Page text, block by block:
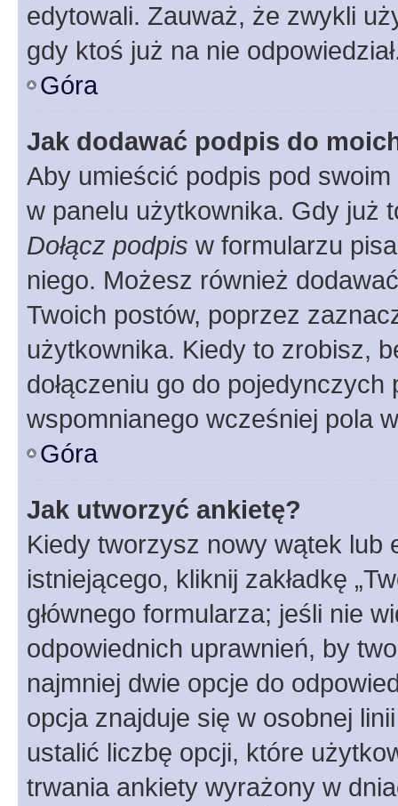
edytowali. Zauważ, że zwykli
gdy ktoś już na nie
Góra
Jak dodawać podpis do
Aby umieścić podpis pod
w panelu użytkownika. Gdy już
Dołącz podpis w formularzu
niego. Możesz również
Twoich postów, poprzez
użytkownika. Kiedy to zrobisz,
dołączeniu go do
wspomnianego wcześniej pola
Góra
Jak utworzyć ankietę?
Kiedy tworzysz nowy wątek lub
istniejącego, kliknij zakładkę
głównego formularza; jeśli nie
odpowiednich uprawnień, by
najmniej dwie opcje do
opcja znajduje się w osobnej
ustalić liczbę opcji, które
trwania ankiety wyrażony w